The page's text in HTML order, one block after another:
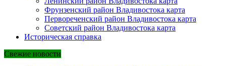
Фрунзенский район Владивостока карта
Первореченский район Владивостока карта
Советский район Владивостока карта
Историческая справка
Свежие новости